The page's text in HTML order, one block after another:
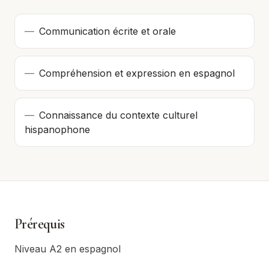
— Communication écrite et orale
— Compréhension et expression en espagnol
— Connaissance du contexte culturel
hispanophone
Prérequis
Niveau A2 en espagnol